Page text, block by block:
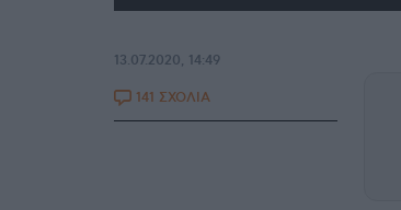
13.07.2020, 14:49
141 ΣΧΟΛΙΑ